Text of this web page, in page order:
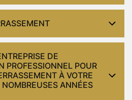
DE
PROFESSIONNEL POUR
À VOTRE
ANNÉES